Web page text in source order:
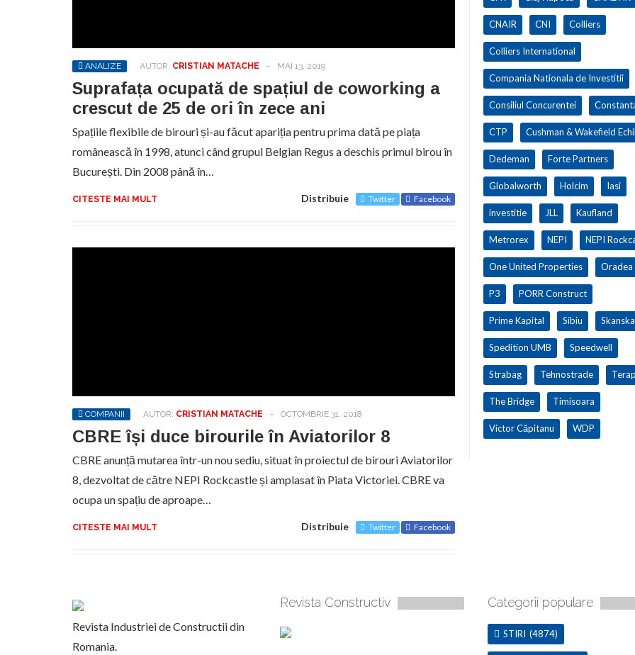
ANALIZE AUTOR: CRISTIAN MATACHE - MAI 13, 2019
Suprafața ocupată de spațiul de coworking a
crescut de 25 de ori în zece ani
Spațiile flexibile de birouri și-au făcut apariția pentru prima dată pe piața
românească în 1998, atunci când grupul Belgian Regus a deschis primul birou în
București. Din 2008 până în…
CITESTE MAI MULT Distribuie Twitter Facebook
COMPANII AUTOR: CRISTIAN MATACHE - OCTOMBRIE 31, 2018
CBRE își duce birourile în Aviatorilor 8
CBRE anunță mutarea într-un nou sediu, situat în proiectul de birouri Aviatorilor
8, dezvoltat de către NEPI Rockcastle și amplasat în Piata Victoriei. CBRE va
ocupa un spațiu de aproape…
CITESTE MAI MULT Distribuie Twitter Facebook
CNAIR CNI Colliers
Colliers International
Compania Nationala de Investitii
Consiliul Concurentei
CTP Cushman & Wakefield
Dedeman Forte Partners
Globalworth Holcim Iasi
investitie JLL Kaufland
Metrorex NEPI NEPI
One United Properties Oradea
P3 PORR Construct
Prime Kapital Sibiu Skanska
Spedition UMB Speedwell
Strabag Tehnostrade
The Bridge Timisoara
Victor Căpitanu WDP
Revista Industriei de Constructii din
Romania.
Revista Constructiv Categorii populare
STIRI (4874)